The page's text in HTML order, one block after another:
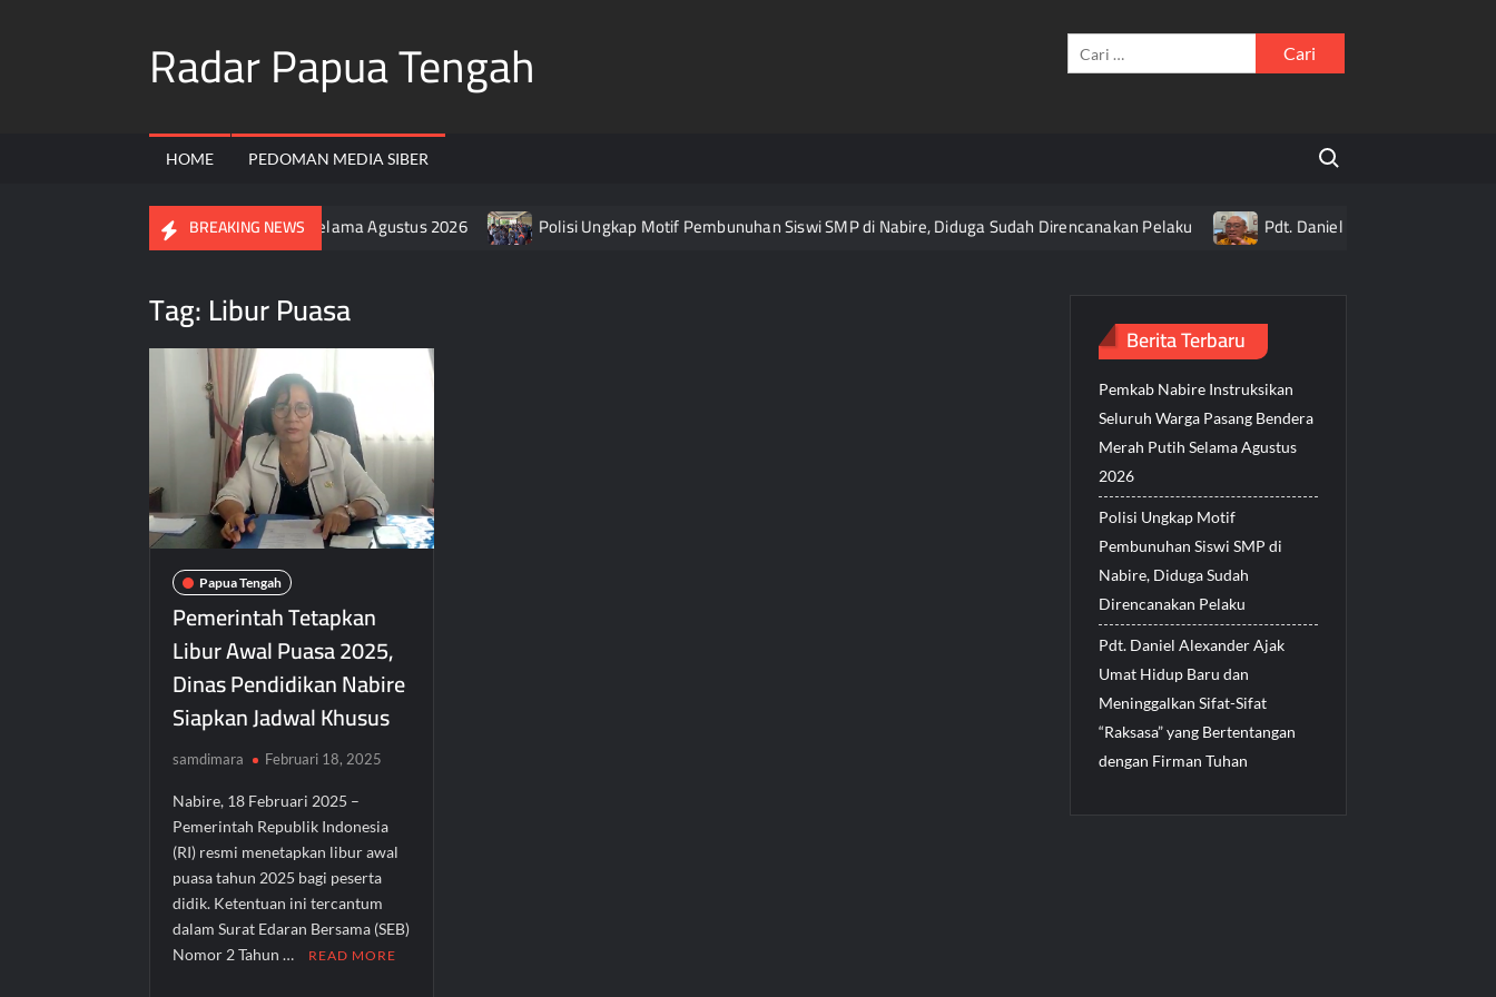
Radar Papua Tengah
untuk:
HOME PEDOMAN MEDIA SIBER
Search for:
BREAKING NEWS
Warga Pasang Bendera Merah Putih Selama Agustus 2026 Polisi Ungkap Motif Pembunuhan Siswi SMP di Nabire, Diduga Sudah Direncanakan Pelaku Pdt. Daniel Alexander Ajak Umat
Tag:Libur Puasa
Papua Tengah
Pemerintah Tetapkan
Libur Awal Puasa 2025,
Dinas Pendidikan Nabire
Siapkan Jadwal Khusus
samdimara Februari 18, 2025
Nabire, 18 Februari 2025 –
Pemerintah Republik Indonesia
(RI) resmi menetapkan libur awal
puasa tahun 2025 bagi peserta
didik. Ketentuan ini tercantum
dalam Surat Edaran Bersama (SEB)
Nomor 2 Tahun …
READ MORE
Berita Terbaru
Pemkab Nabire Instruksikan
Seluruh Warga Pasang Bendera
Merah Putih Selama Agustus
2026
Polisi Ungkap Motif
Pembunuhan Siswi SMP di
Nabire, Diduga Sudah
Direncanakan Pelaku
Pdt. Daniel Alexander Ajak
Umat Hidup Baru dan
Meninggalkan Sifat-Sifat
“Raksasa” yang Bertentangan
dengan Firman Tuhan